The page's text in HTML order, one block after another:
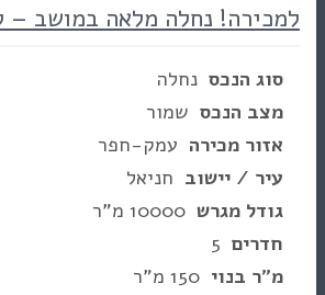
למכירה! נחלה מלאה במושב –
סוג הנכס נחלה
מצב הנכס שמור
אזור מכירה עמק-חפר
עיר / יישוב חניאל
גודל מגרש 10000 מ"ר
חדרים 5
מ"ר בנוי 150 מ"ר